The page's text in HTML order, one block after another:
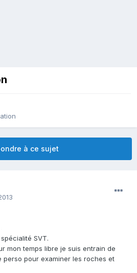
à ce sujet
SVT.
mon temps libre je suis entrain de
perso pour examiner les roches et